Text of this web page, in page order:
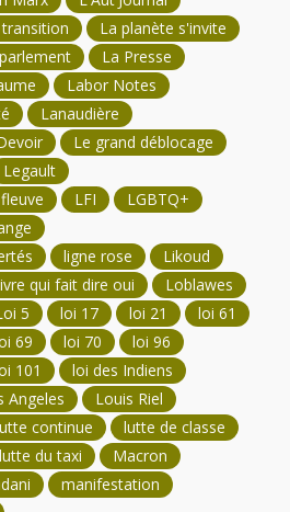
La planète s'invite
La Presse
Labor Notes
Lanaudière
Le grand déblocage
Legault
LFI
LGBTQ+
ligne rose
Likoud
qui fait dire oui
Loblawes
5 loi 17 loi 21
loi 61
69 loi 70
loi 96
101
loi des Indiens
Angeles
Louis Riel
continue
lutte de classe
lutte du taxi
Macron
manifestation